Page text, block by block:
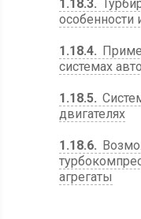
1.18.3
особенности
1.18.4
системах
1.18.5
двигателях
1.18.6
агрегаты